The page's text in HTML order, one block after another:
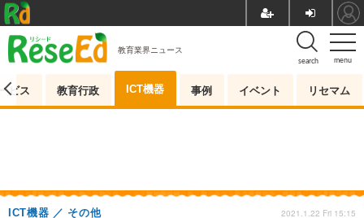
menu
search
教育業界ニュース
ビス 教育行政 ICT機器 事例 イベント リセマム
ICT機器 その他 2021.1.22 Fri 15:15